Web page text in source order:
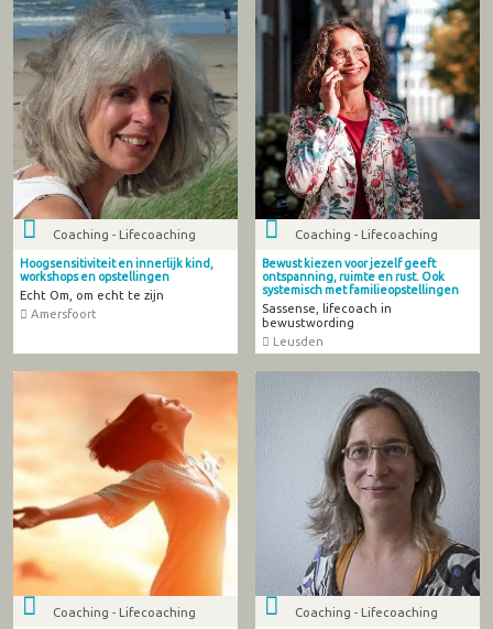
Coaching - Lifecoaching
Hoogsensitiviteit en innerlijk kind,
workshops en opstellingen
Echt Om, om echt te zijn
Amersfoort
Coaching - Lifecoaching
Bewust kiezen voor jezelf geeft
ontspanning, ruimte en rust. Ook
systemisch met familieopstellingen
Sassense, lifecoach in
bewustwording
Leusden
Coaching - Lifecoaching Coaching - Lifecoaching